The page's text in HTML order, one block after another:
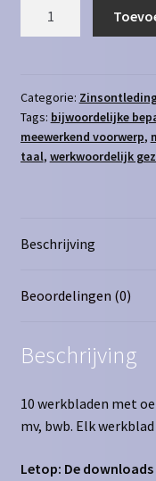
ond,
lv,
mv,
bwb
Categorie:
Tags: bijwoordelijke
meewerkend voorwerp,
taal, werkwoordelijk
Beschrijving
Beoordelingen (0)
Beschrijving
10 werkbladen met
mv, bwb. Elk
Letop: De